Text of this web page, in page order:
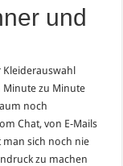
und
Kleiderauswahl
Minute zu Minute
noch
Chat, von E-Mails
man sich noch nie
zu machen